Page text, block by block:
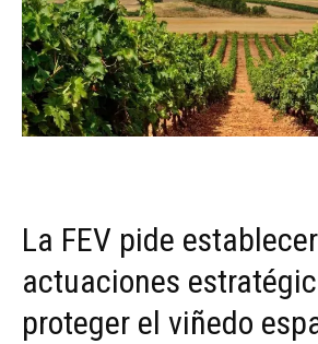
La FEV pide establecer
actuaciones
proteger el viñedo